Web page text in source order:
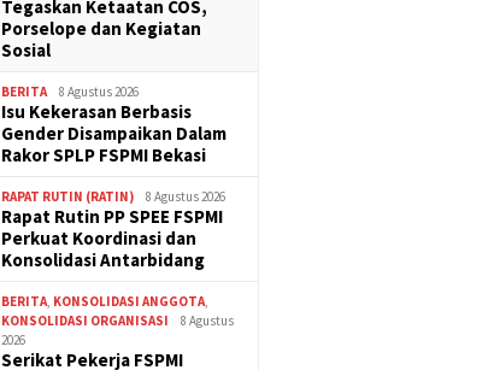
Tegaskan Ketaatan COS,
Porselope dan Kegiatan
Sosial
BERITA 8 Agustus 2026
Isu Kekerasan Berbasis
Gender Disampaikan Dalam
Rakor SPLP FSPMI Bekasi
RAPAT RUTIN (RATIN) 8 Agustus 2026
Rapat Rutin PP SPEE FSPMI
Perkuat Koordinasi dan
Konsolidasi Antarbidang
BERITA KONSOLIDASI ANGGOTA
KONSOLIDASI ORGANISASI
8 Agustus
2026
Serikat Pekerja FSPMI